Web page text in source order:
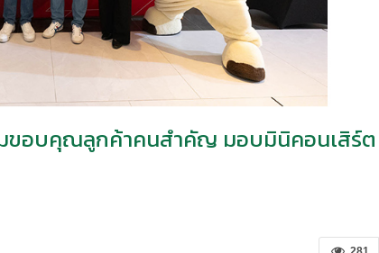
มขอบคุณลูกค้าคนสำคัญ มอบมินิคอนเสิร์ต